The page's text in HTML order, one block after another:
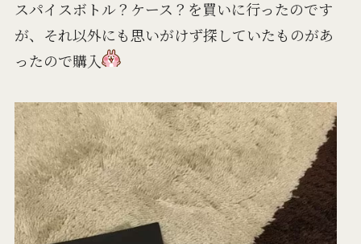
スパイスボトル？ケース？を買いに行ったのです
が、それ以外にも思いがけず探していたものがあ
ったので購入